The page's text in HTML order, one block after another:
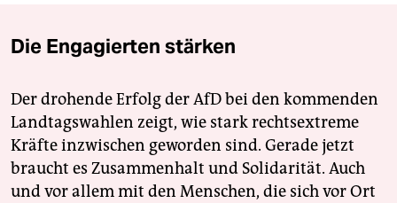
Die Engagierten stärken
Der drohende Erfolg der AfD bei den kommenden
Landtagswahlen zeigt, wie stark rechtsextreme
Kräfte inzwischen geworden sind. Gerade jetzt
braucht es Zusammenhalt und Solidarität. Auch
und vor allem mit den Menschen, die sich vor Ort